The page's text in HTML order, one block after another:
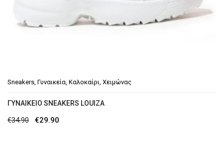
Sneakers, Γυναικεία, Καλοκαίρι, Χειμώνας
ΓΥΝΑΙΚΕΊΟ SNEAKERS LOUIZA
€34.90
Original
€29.90